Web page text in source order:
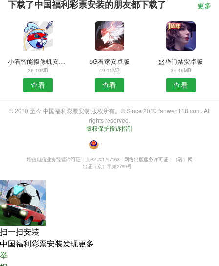
下载了中国福利彩票安装的朋友都下载了 更多
小看智能摄像机安卓版
26.10MB
查看
5G看家安卓版
49.11MB
查看
盛华门禁安卓版
34.46MB
查看
© 2010 至今 中国福利彩票安装 版权所有。© Since 2010 fanwen118.com. All
rights reserved.
版权保护投诉指引
・
增值电信业务经营许可证：京B2-201797163
网络出版服务许可证：（署）网
出证（京）字第2799号
扫一扫安装
中国福利彩票安装发现更多
举